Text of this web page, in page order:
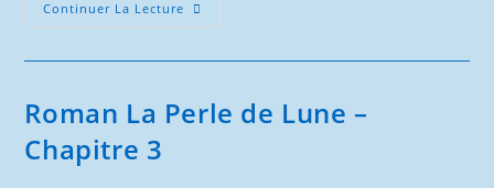
Continuer La Lecture Roman
La
Chapitre
4
Roman La Perle de Lune –
Chapitre 3